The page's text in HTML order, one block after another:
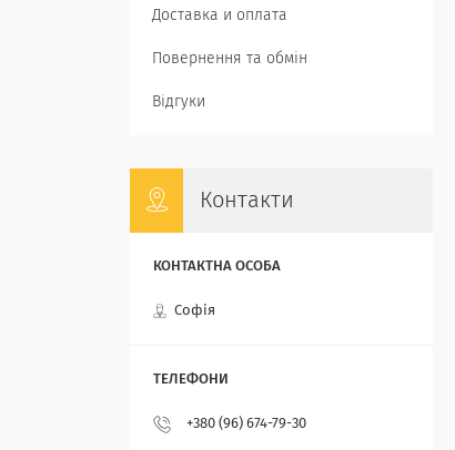
Доставка и оплата
Повернення та обмін
Відгуки
Контакти
Софія
+380 (96) 674-79-30